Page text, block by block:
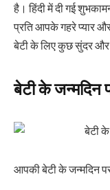
है। हिंदी में दी गई
प्रति आपके गहरे प्यार
बेटी के लिए कुछ सुंदर
बेटी के जन्मदिन
आपकी बेटी के जन्मदिन